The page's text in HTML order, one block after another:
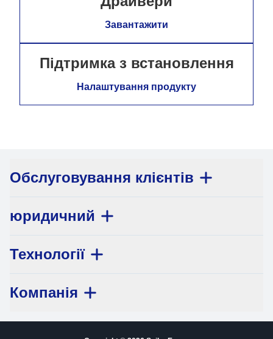
Завантажити
Підтримка з встановлення
Налаштування продукту
Обслуговування клієнтів
юридичний
Технології
Компанія